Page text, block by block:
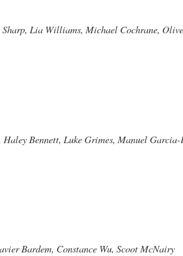
Lia Williams, Michael Cochrane,
Haley Bennett, Luke Grimes, Manuel
Bardem, Constance Wu, Scoot McNairy